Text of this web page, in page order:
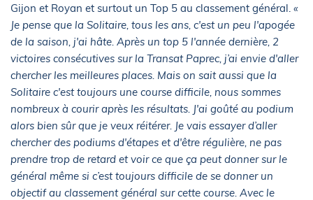
Gijon et Royan et surtout un Top 5 au classement général. «
Je pense que la Solitaire, tous les ans, c'est un peu l'apogée
de la saison, j'ai hâte. Après un top 5 l'année dernière, 2
victoires consécutives sur la Transat Paprec, j’ai envie d'aller
chercher les meilleures places. Mais on sait aussi que la
Solitaire c'est toujours une course difficile, nous sommes
nombreux à courir après les résultats. J'ai goûté au podium
alors bien sûr que je veux réitérer. Je vais essayer d’aller
chercher des podiums d'étapes et d'être régulière, ne pas
prendre trop de retard et voir ce que ça peut donner sur le
général même si c’est toujours difficile de se donner un
objectif au classement général sur cette course. Avec le